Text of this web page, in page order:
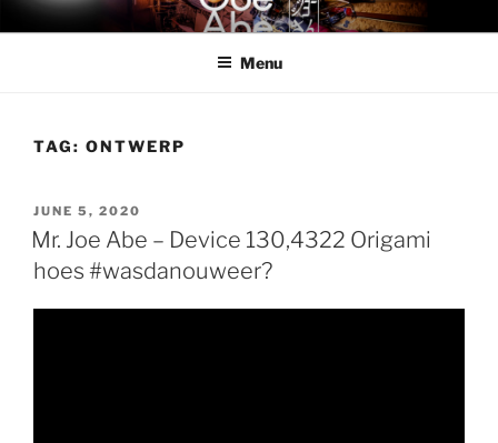
Skip
to
MR. JOE ABE
Mr. Joe Abe – official band website
Menu
TAG: ONTWERP
POSTED
ON
JUNE 5, 2020
Mr. Joe Abe – Device 130,4322 Origami
hoes #wasdanouweer?